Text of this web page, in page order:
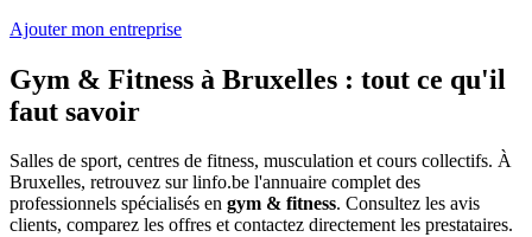
Ajouter mon entreprise
Gym & Fitness à Bruxelles : tout ce qu'il
faut savoir
Salles de sport, centres de fitness, musculation et cours collectifs. À
Bruxelles, retrouvez sur linfo.be l'annuaire complet des
professionnels spécialisés en gym & fitness. Consultez les avis
clients, comparez les offres et contactez directement les prestataires.